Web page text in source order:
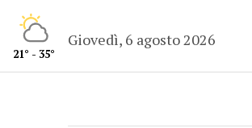
21° - 35°
Giovedì, 6 agosto 2026